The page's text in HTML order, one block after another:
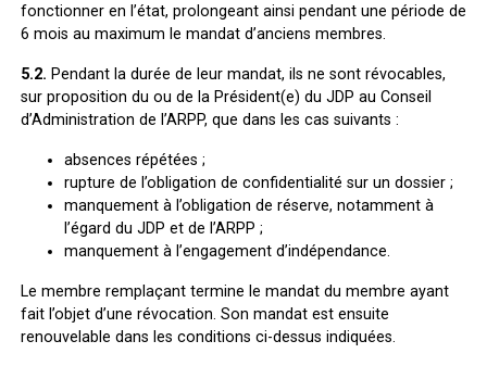
fonctionner en l’état, prolongeant ainsi pendant une période de
6 mois au maximum le mandat d’anciens membres.
5.2. Pendant la durée de leur mandat, ils ne sont révocables,
sur proposition du ou de la Président(e) du JDP au Conseil
d’Administration de l’ARPP, que dans les cas suivants :
absences répétées ;
rupture de l’obligation de confidentialité sur un dossier ;
manquement à l’obligation de réserve, notamment à
l’égard du JDP et de l’ARPP ;
manquement à l’engagement d’indépendance.
Le membre remplaçant termine le mandat du membre ayant
fait l’objet d’une révocation. Son mandat est ensuite
renouvelable dans les conditions ci-dessus indiquées.